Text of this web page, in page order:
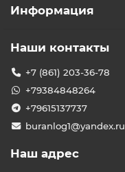
Информация
Наши контакты
+7 (861) 203-36-78
+79384848264
+79615137737
buranlog1@yandex.ru
Наш адрес